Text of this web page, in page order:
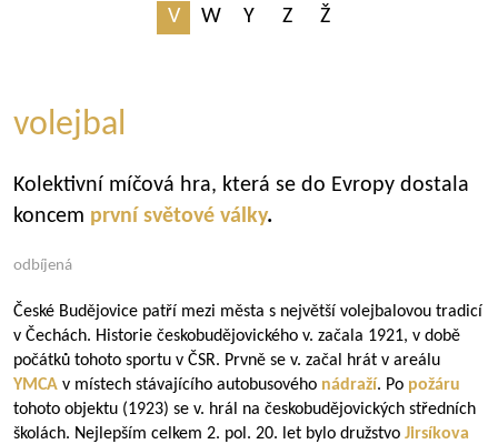
V
W Y Z Ž
volejbal
Kolektivní míčová hra, která se do Evropy dostala
koncem první světové války.
odbíjená
České Budějovice patří mezi města s největší volejbalovou tradicí
v Čechách. Historie českobudějovického v. začala 1921, v době
počátků tohoto sportu v ČSR. Prvně se v. začal hrát v areálu
YMCA v místech stávajícího autobusového nádraží. Po požáru
tohoto objektu (1923) se v. hrál na českobudějovických středních
školách. Nejlepším celkem 2. pol. 20. let bylo družstvo Jirsíkova